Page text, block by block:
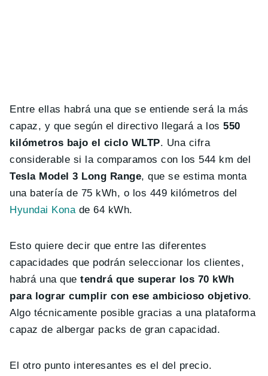
Entre ellas habrá una que se entiende será la más
capaz, y que según el directivo llegará a los 550
kilómetros bajo el ciclo WLTP. Una cifra
considerable si la comparamos con los 544 km del
Tesla Model 3 Long Range, que se estima monta
una batería de 75 kWh, o los 449 kilómetros de
Hyundai Konade 64 kWh.
Esto quiere decir que entre las diferentes
capacidades que podrán seleccionar los clientes,
habrá una quetendrá que superar los 70 kWh
para lograr cumplir con ese ambicioso objetivo.
Algo técnicamente posible gracias a una plataforma
capaz de albergar packs de gran capacidad.
El otro punto interesantes es el del precio.